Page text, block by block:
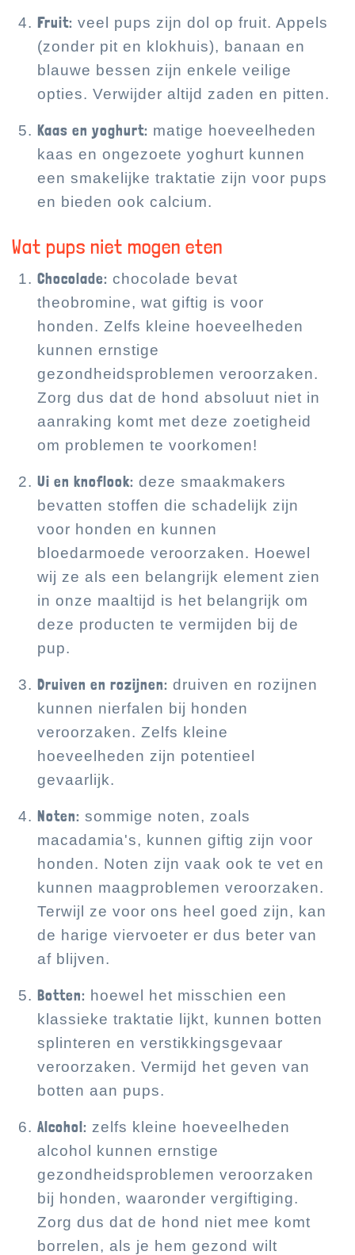
Fruit: veel pups zijn dol op fruit. Appels
(zonder pit en klokhuis), banaan en
blauwe bessen zijn enkele veilige
opties. Verwijder altijd zaden en pitten.
Kaas en yoghurt: matige hoeveelheden
kaas en ongezoete yoghurt kunnen
een smakelijke traktatie zijn voor pups
en bieden ook calcium.
Wat pups niet mogen eten
Chocolade: chocolade bevat
theobromine, wat giftig is voor
honden. Zelfs kleine hoeveelheden
kunnen ernstige
gezondheidsproblemen veroorzaken.
Zorg dus dat de hond absoluut niet in
aanraking komt met deze zoetigheid
om problemen te voorkomen!
Ui en knoflook: deze smaakmakers
bevatten stoffen die schadelijk zijn
voor honden en kunnen
bloedarmoede veroorzaken. Hoewel
wij ze als een belangrijk element zien
in onze maaltijd is het belangrijk om
deze producten te vermijden bij de
pup.
Druiven en rozijnen: druiven en rozijnen
kunnen nierfalen bij honden
veroorzaken. Zelfs kleine
hoeveelheden zijn potentieel
gevaarlijk.
Noten: sommige noten, zoals
macadamia's, kunnen giftig zijn voor
honden. Noten zijn vaak ook te vet en
kunnen maagproblemen veroorzaken.
Terwijl ze voor ons heel goed zijn, kan
de harige viervoeter er dus beter van
af blijven.
Botten: hoewel het misschien een
klassieke traktatie lijkt, kunnen botten
splinteren en verstikkingsgevaar
veroorzaken. Vermijd het geven van
botten aan pups.
Alcohol: zelfs kleine hoeveelheden
alcohol kunnen ernstige
gezondheidsproblemen veroorzaken
bij honden, waaronder vergiftiging.
Zorg dus dat de hond niet mee komt
borrelen, als je hem gezond wilt